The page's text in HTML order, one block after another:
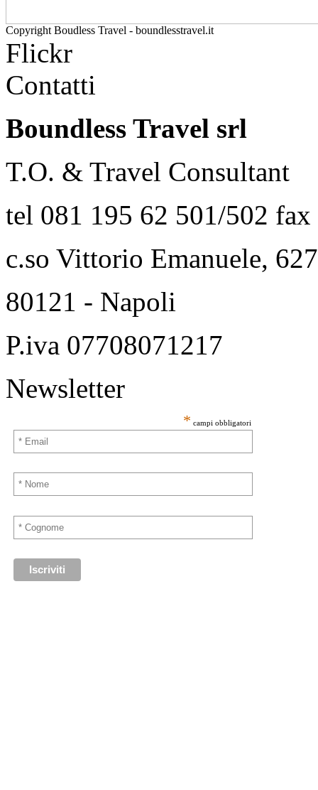
Copyright Boudless Travel - boundlesstravel.it
Flickr
Contatti
Boundless Travel srl
T.O. & Travel Consultant
tel 081 195 62 501/502
c.so Vittorio Emanuele,
80121 - Napoli
P.iva 07708071217
Newsletter
* campi obbligatori